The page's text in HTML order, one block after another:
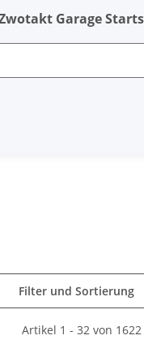
Filter und Sortierung
Artikel 1 - 32 von 1622